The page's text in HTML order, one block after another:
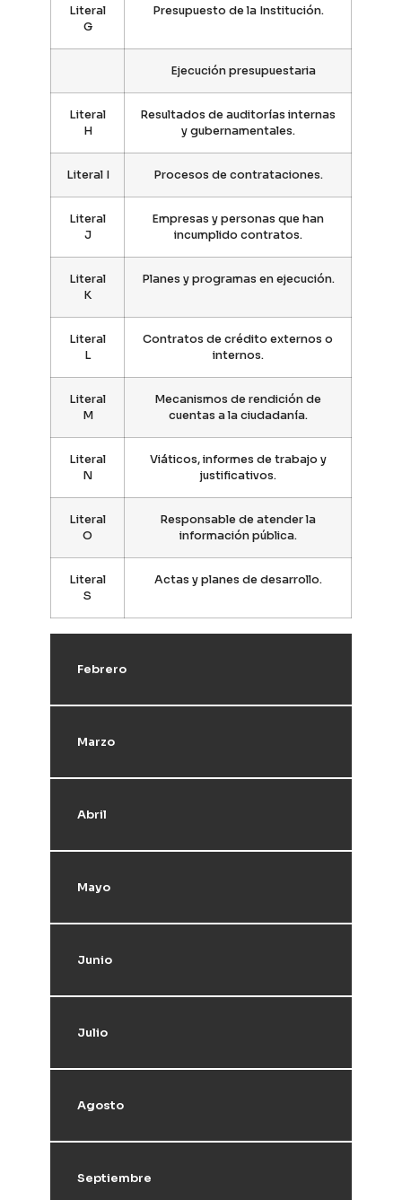
Febrero
Marzo
Abril
Mayo
Junio
Julio
Agosto
Septiembre
Literal
G
Presupuesto de la Institución.
Ejecución presupuestaria
Literal
H
Resultados de auditorías internas
y gubernamentales.
Literal I Procesos de contrataciones.
Literal
J
Empresas y personas que han
incumplido contratos.
Literal
K
Planes y programas en ejecución.
Literal
L
Contratos de crédito externos o
internos.
Literal
M
Mecanismos de rendición de
cuentas a la ciudadanía.
Literal
N
Viáticos, informes de trabajo y
justificativos.
Literal
O
Responsable de atender la
información pública.
Literal
S
Actas y planes de desarrollo.